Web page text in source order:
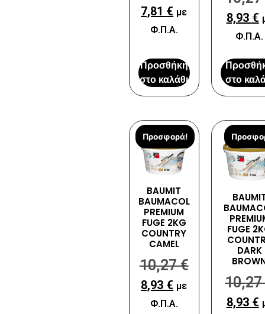
7,81 € με
Φ.Π.Α.
Προσθήκη
στο καλάθι
8,93 €
Φ.Π.Α.
στο
Προσφορά!
BAUMIT
BAUMACOL
PREMIUM
FUGE 2KG
COUNTRY
CAMEL
10,27€
8,93 € με
Φ.Π.Α.
FUGE
DARK
8,93 €